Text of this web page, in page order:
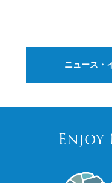
ニュース・
Enjoy